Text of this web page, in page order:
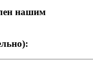
нашим